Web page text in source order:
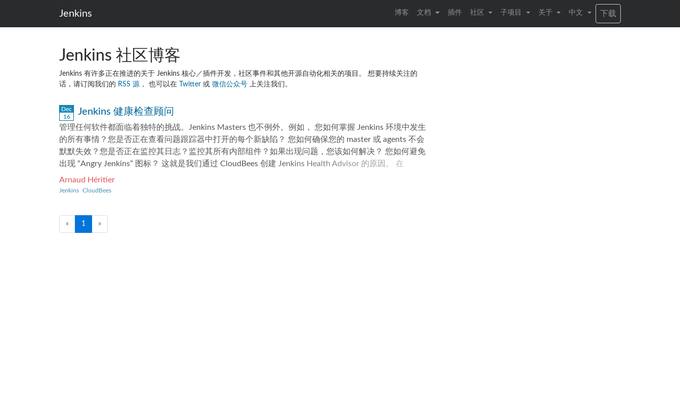
Jenkins 博客 文档 插件 社区 子项目 关于 中文 下载
Jenkins 社区博客
Jenkins 有许多正在推进的关于 Jenkins 核心／插件开发，社区事件和其他开源自动化相关的项目。 想要持续关注的
话，请订阅我们的 RSS 源， 也可以在 Twitter 或 微信公众号 上关注我们。
Dec
16
Jenkins 健康检查顾问
管理任何软件都面临着独特的挑战。Jenkins Masters 也不例外。例如， 您如何掌握 Jenkins 环境中发生
的所有事情？您是否正在查看问题跟踪器中打开的每个新缺陷？ 您如何确保您的 master 或 agents 不会
默默失效？您是否正在监控其日志？监控其所有内部组件？如果出现问题，您该如何解决？ 您如何避免
出现 “Angry Jenkins” 图标？ 这就是我们通过 CloudBees 创建 Jenkins Health Advisor 的原因。 在
CloudBees，我们拥有多年为使用 Jenkins 的客户提供支持的经验，其中包括基于 Jenkins 构建的专有产
品，例如 CloudBees Core。因此，我们的支持团队由拥有 Jenkins 知识的自动化专家组成，您在其他任
题。 经过多年的内部使用，我们决定与社区共享此服务，我们很高兴为 每个 Jenkins 用户推出一项新的
Arnaud Héritier
Jenkins CloudBees
« 1 »